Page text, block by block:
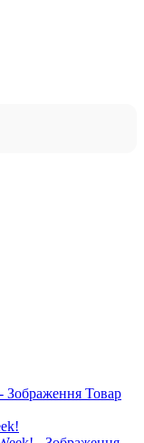
Товар